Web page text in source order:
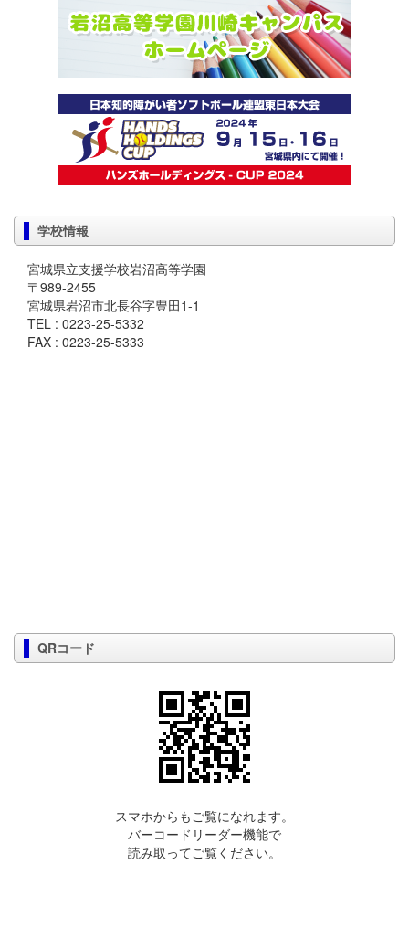
学校情報
宮城県立支援学校岩沼高等学園
〒989-2455
宮城県岩沼市北長谷字豊田1-1
TEL : 0223-25-5332
FAX : 0223-25-5333
QRコード
スマホからもご覧になれます。
バーコードリーダー機能で
読み取ってご覧ください。